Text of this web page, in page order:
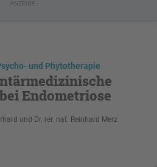
- ANZEIGE -
und Phytotherapie
Endometriose
und Dr. rer. nat. Reinhard Merz